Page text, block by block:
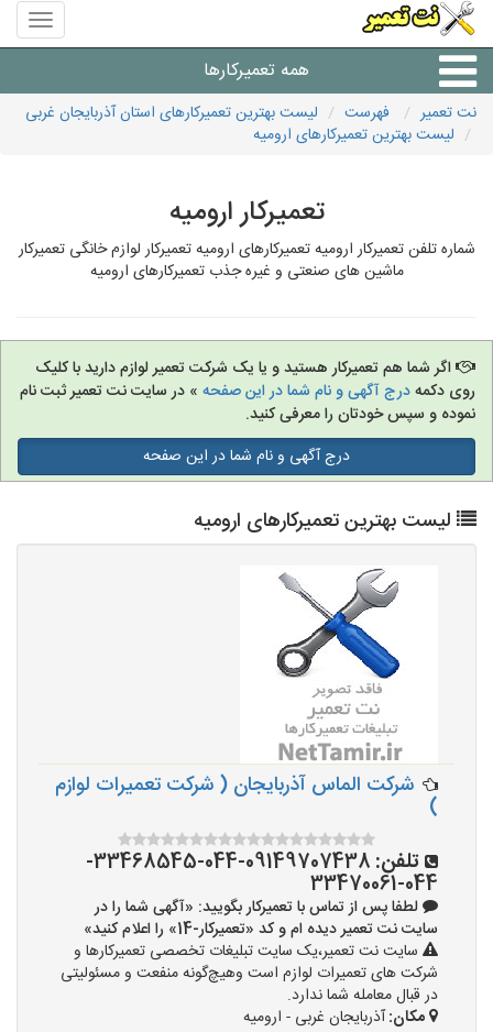
منوی
سایت
تعمیر
همه تعمیرکارها
شرکت های تعمیرات لوازم
نت تعمیر فهرست
لیست بهترین تعمیرکارهای استان آذربایجان غربی
لیست بهترین تعمیرکارهای ارومیه
تعمیرکار ارومیه
شماره تلفن تعمیرکار ارومیه تعمیرکارهای ارومیه تعمیرکار لوازم خانگی تعمیرکار
ماشین های صنعتی و غیره جذب تعمیرکارهای ارومیه
اگر شما هم تعمیرکار هستید و یا یک شرکت تعمیر لوازم دارید با کلیک
روی دکمهدرج آگهی و نام شما در این صفحه » در سایت نت تعمیر ثبت نام
نموده و سپس خودتان را معرفی کنید.
درج آگهی و نام شما در این صفحه
لیست بهترین تعمیرکارهای ارومیه
شرکت الماس آذربایجان ( شرکت تعمیرات لوازم
)
تلفن:
09149707438-044-33468545-
044-33470061
لطفا پس از تماس با تعمیرکار بگویید: «آگهی شما را در
سایت نت تعمیر دیده ام و کد «تعمیرکار-14» را اعلام کنید»
سایت نت تعمیر،یک سایت تبلیغات تخصصی تعمیرکارها و
شرکت های تعمیرات لوازم است وهیچ‌گونه منفعت و مسئولیتی
در قبال معامله شما ندارد.
مکان:آذربایجان غربی - ارومیه